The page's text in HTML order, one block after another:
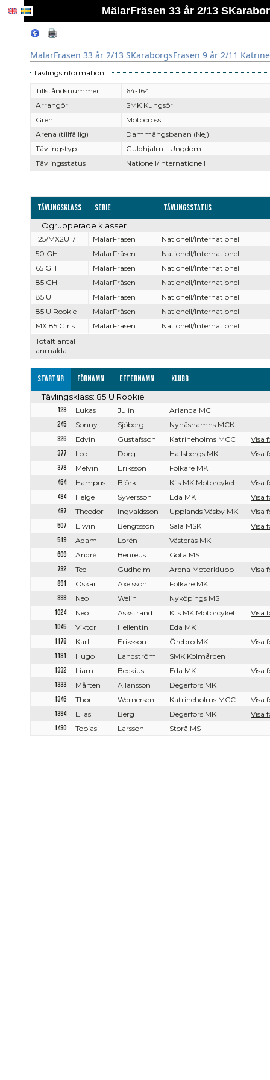
MälarFräsen 33 år 2/13
MälarFräsen 33 år 2/13 SKaraborgsFräsen 9 år 2/11
Tävlingsinformation
Tillståndsnummer
64-164
Arrangör
SMK Kungsör
Gren
Motocross
Arena (tillfällig)
Dammängsbanan (Nej)
Tävlingstyp
Guldhjälm - Ungdom
Tävlingsstatus
Nationell/Internationell
Tävlingsklass Serie Tävlingsstatus
Totalt antal
anmälda:
Ogrupperade klasser
125/MX2U17 MälarFräsen
Nationell/Internationell
50 GH
MälarFräsen
Nationell/Internationell
65 GH
MälarFräsen
Nationell/Internationell
85 GH
MälarFräsen
Nationell/Internationell
85 U
MälarFräsen
Nationell/Internationell
85 U Rookie
MälarFräsen
Nationell/Internationell
MX 85 Girls
MälarFräsen Nationell/Internationell
Startnr Förnamn Efternamn Klubb
Tävlingsklass: 85 U Rookie
128 Lukas Julin
Arlanda MC
245
Sonny Sjöberg
Nynäshamns MCK
326
Edvin Gustafsson Katrineholms MCC
Visa
377
Leo Dorg Hallsbergs MK
Visa
378
Melvin Eriksson
Folkare MK
464
Hampus Björk Kils MK Motorcykel
Visa
484
Helge Syversson Eda MK
Visa
487
Theodor Ingvaldsson Upplands Väsby MK
Visa
507
Elwin Bengtsson Sala MSK
Visa
519
Adam Lorén
Västerås MK
609
André Benreus
Göta MS
732
Ted Gudheim Arena Motorklubb
Visa
891
Oskar Axelsson
Folkare MK
898
Neo Welin
Nyköpings MS
1024
Neo Askstrand Kils MK Motorcykel
Visa
1045
Viktor Hellentin
Eda MK
1178
Karl Eriksson Örebro MK
Visa
1181
Hugo Landström
SMK Kolmården
1332
Liam Beckius Eda MK
Visa
1333
Mårten Allansson
Degerfors MK
1346
Thor Wernersen Katrineholms MCC
Visa
1394
Elias Berg Degerfors MK
Visa
1430
Tobias Larsson Storå MS